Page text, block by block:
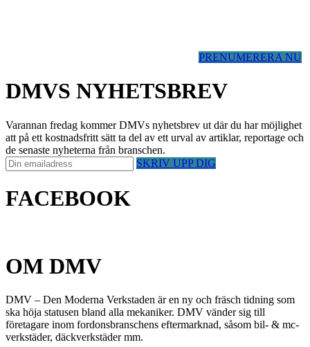
PRENUMERERA NU
DMVS NYHETSBREV
Varannan fredag kommer DMVs nyhetsbrev ut där du har möjlighet
att på ett kostnadsfritt sätt ta del av ett urval av artiklar, reportage och
de senaste nyheterna från branschen.
SKRIV UPP DIG
FACEBOOK
OM DMV
DMV – Den Moderna Verkstaden är en ny och fräsch tidning som
ska höja statusen bland alla mekaniker. DMV vänder sig till
företagare inom fordonsbranschens eftermarknad, såsom bil- & mc-
verkstäder, däckverkstäder mm.